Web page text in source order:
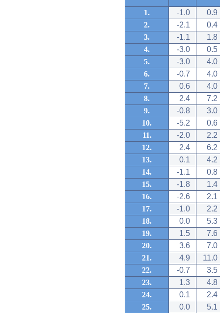
1. -1.0
0.9
2.
-2.1
0.4
3.
-1.1
1.8
4.
-3.0
0.5
5.
-3.0
4.0
6.
-0.7
4.0
7.
0.6
4.0
8.
2.4
7.2
9.
-0.8
3.0
10.
-5.2
0.6
11.
-2.0
2.2
12.
2.4
6.2
13.
0.1
4.2
14.
-1.1
0.8
15.
-1.8
1.4
16.
-2.6
2.1
17.
-1.0
2.2
18.
0.0
5.3
19.
1.5
7.6
20.
3.6
7.0
21.
4.9
11.0
22.
-0.7
3.5
23.
1.3
4.8
24.
0.1
2.4
25.
0.0
5.1